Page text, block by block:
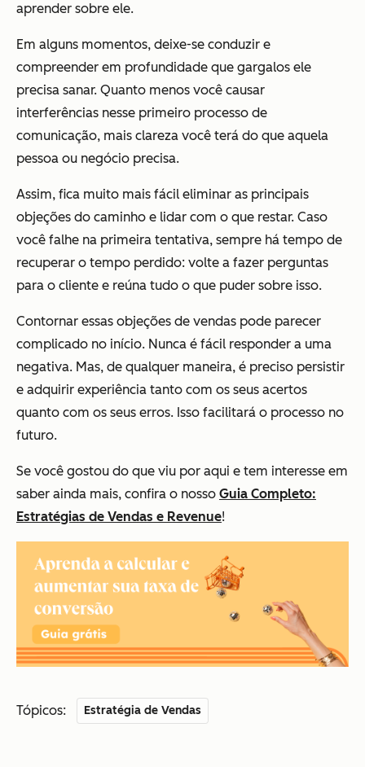
aprender sobre ele.
Em alguns momentos, deixe-se conduzir e
compreender em profundidade que gargalos ele
precisa sanar. Quanto menos você causar
interferências nesse primeiro processo de
comunicação, mais clareza você terá do que aquela
pessoa ou negócio precisa.
Assim, fica muito mais fácil eliminar as principais
objeções do caminho e lidar com o que restar. Caso
você falhe na primeira tentativa, sempre há tempo de
recuperar o tempo perdido: volte a fazer perguntas
para o cliente e reúna tudo o que puder sobre isso.
Contornar essas objeções de vendas pode parecer
complicado no início. Nunca é fácil responder a uma
negativa. Mas, de qualquer maneira, é preciso persistir
e adquirir experiência tanto com os seus acertos
quanto com os seus erros. Isso facilitará o processo no
futuro.
Se você gostou do que viu por aqui e tem interesse em
saber ainda mais, confira o nosso Guia Completo:
Estratégias de Vendas e Revenue!
Tópicos: Estratégia de Vendas